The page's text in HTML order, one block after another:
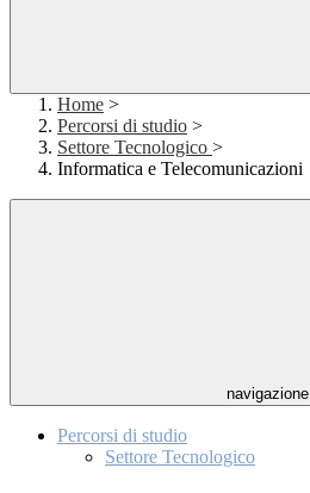
Home >
Percorsi di studio >
Settore Tecnologico >
Informatica e Telecomunicazioni
navigazione
Percorsi di studio
Settore Tecnologico